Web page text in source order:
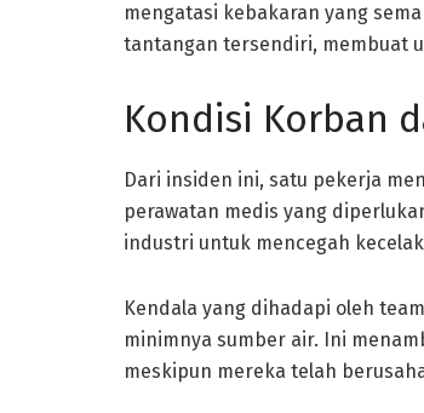
mengatasi kebakaran yang
tantangan tersendiri, membuat
Kondisi Korban
Dari insiden ini, satu pekerja
perawatan medis yang
industri untuk mencegah
Kendala yang dihadapi oleh
minimnya sumber air. Ini
meskipun mereka telah